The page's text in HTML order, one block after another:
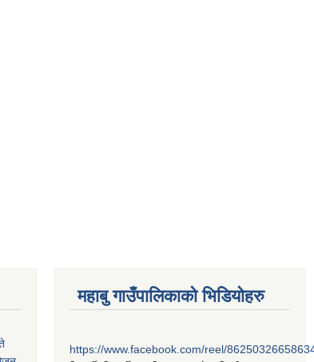
महाबु गाउँपालिकाको भिडियोहरु
https://www.facebook.com/reel/